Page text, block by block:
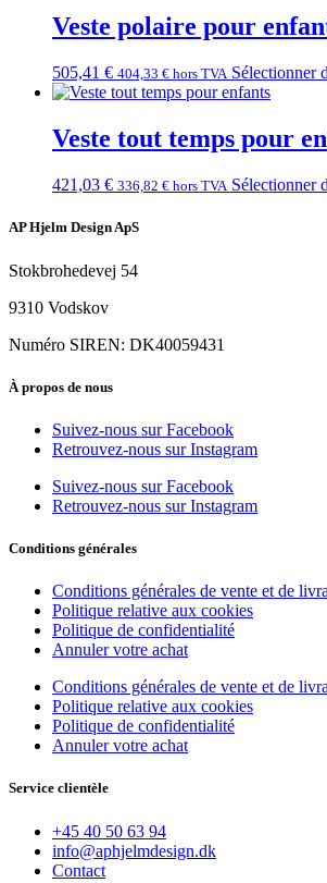
Veste polaire pour
505,41 € 404,33 € hors TVA Sélectionner
Veste tout temps pour
421,03 € 336,82 € hors TVA Sélectionner
AP Hjelm Design ApS
Stokbrohedevej 54
9310 Vodskov
Numéro SIREN: DK40059431
À propos de nous
Suivez-nous sur Facebook
Retrouvez-nous sur Instagram
Suivez-nous sur Facebook
Retrouvez-nous sur Instagram
Conditions générales
Conditions générales de vente et de
Politique relative aux cookies
Politique de confidentialité
Annuler votre achat
Conditions générales de vente et de
Politique relative aux cookies
Politique de confidentialité
Annuler votre achat
Service clientèle
+45 40 50 63 94
info@aphjelmdesign.dk
Contact